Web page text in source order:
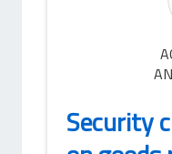
Security